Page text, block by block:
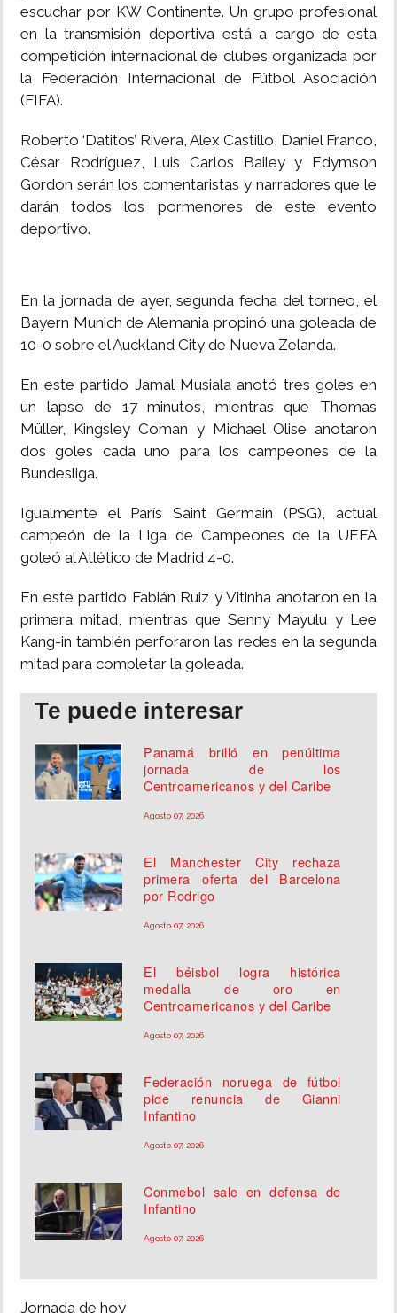
escuchar por KW Continente. Un grupo profesional
en la transmisión deportiva está a cargo de esta
competición internacional de clubes organizada por
la Federación Internacional de Fútbol Asociación
(FIFA).
Roberto ‘Datitos’ Rivera, Alex Castillo, Daniel Franco,
César Rodríguez, Luis Carlos Bailey y Edymson
Gordon serán los comentaristas y narradores que le
darán todos los pormenores de este evento
deportivo.
En la jornada de ayer, segunda fecha del torneo, el
Bayern Munich de Alemania propinó una goleada de
10-0 sobre el Auckland City de Nueva Zelanda.
En este partido Jamal Musiala anotó tres goles en
un lapso de 17 minutos, mientras que Thomas
Müller, Kingsley Coman y Michael Olise anotaron
dos goles cada uno para los campeones de la
Bundesliga.
Igualmente el París Saint Germain (PSG), actual
campeón de la Liga de Campeones de la UEFA
goleó al Atlético de Madrid 4-0.
En este partido Fabián Ruiz y Vitinha anotaron en la
primera mitad, mientras que Senny Mayulu y Lee
Kang-in también perforaron las redes en la segunda
mitad para completar la goleada.
Te puede interesar
Panamá brilló en penúltima
jornada de los
Centroamericanos y del Caribe
Agosto 07, 2026
El Manchester City rechaza
primera oferta del Barcelona
por Rodrigo
Agosto 07, 2026
El béisbol logra histórica
medalla de oro en
Centroamericanos y del Caribe
Agosto 07, 2026
Federación noruega de fútbol
pide renuncia de Gianni
Infantino
Agosto 07, 2026
Conmebol sale en defensa de
Infantino
Agosto 07, 2026
Jornada de hoy